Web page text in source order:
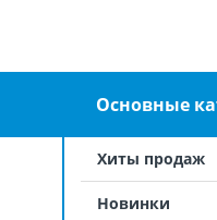
Основные
Хиты продаж
Новинки